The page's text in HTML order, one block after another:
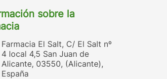
sobre la
Farmacia El Salt, C/ El Salt nº
4 local 4,5 San Juan de
Alicante, 03550, (Alicante),
España